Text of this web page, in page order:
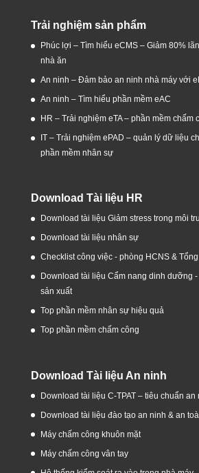
Trải nghiệm sản phẩm
Phúc lợi – Tìm hiểu eCMS – Giảm 80%
nhà ăn
An ninh – Đảm bảo an ninh nhà máy với
An ninh – Tìm hiểu phần mềm eAC
HR – Trải nghiệm eTA – phần mềm chấm
IT – Trải nghiệm ePAD – quản lý dữ liệu
phần mềm nhân sự
Download Tài liệu HR
Download tài liệu Giảm stress trong môi
Download tài liệu nhân sự
Checklist công việc - phòng HCNS &
Download tài liệu Cẩm nang dinh dưỡng
sản xuất
Top phần mềm nhân sự hiệu quả
Top phần mềm chấm công
Download Tài liệu An ninh
Download tài liệu C-TPAT – tiêu chuẩn an
Download tài liệu đào tạo an ninh & an
Máy chấm công khuôn mặt
Máy chấm công vân tay